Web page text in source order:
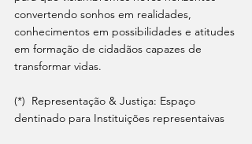
convertendo sonhos em realidades,
conhecimentos em possibilidades e atitudes
em formação de cidadãos capazes de
transformar vidas.
(*)  Representação & Justiça: Espaço
dentinado para Instituições representaivas